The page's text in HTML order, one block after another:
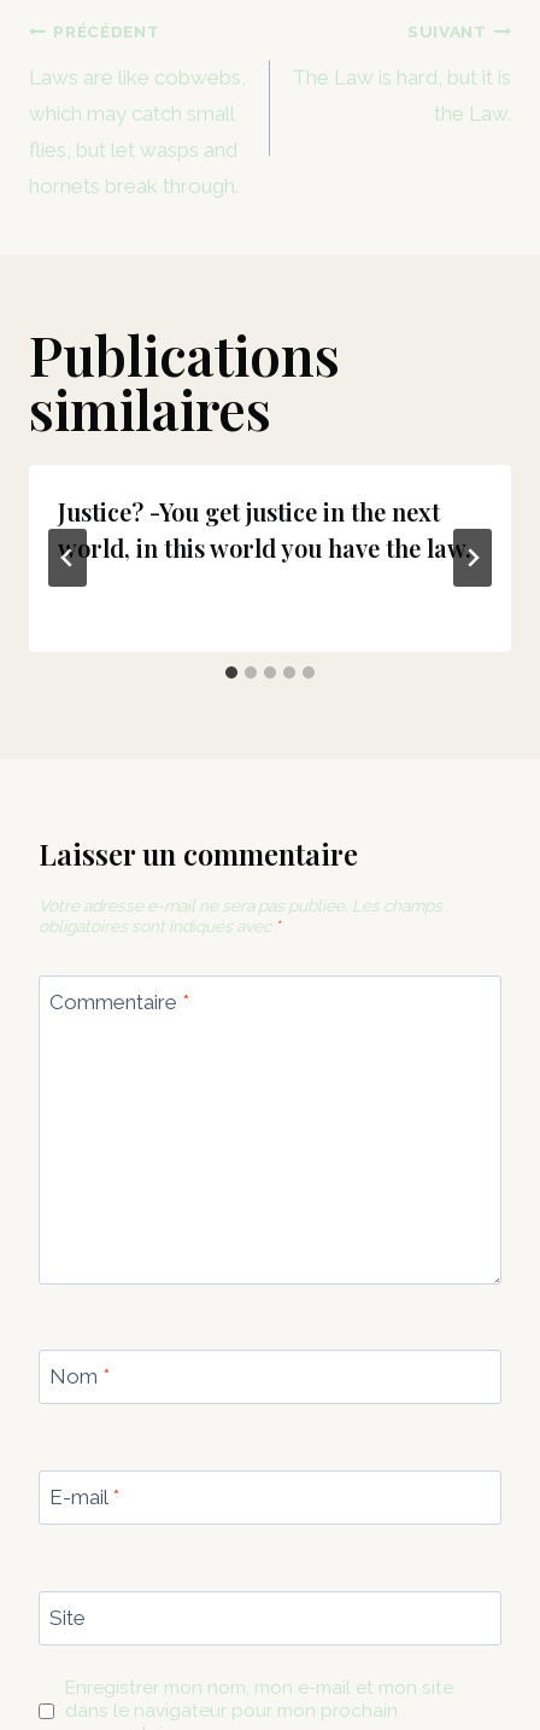
Navigation
de
l’article
PRÉCÉDENT
Laws are like cobwebs,
which may catch small
flies, but let wasps and
hornets break through.
SUIVANT
The Law is hard, but it is
the Law.
Publications
similaires
Justice? -You get justice in the next
world, in this world you have the law.
Laisser un commentaire
Votre adresse e-mail ne sera pas publiée. Les champs
obligatoires sont indiqués avec *
Commentaire *
Nom *
E-mail *
Site
Enregistrer mon nom, mon e-mail et mon site
dans le navigateur pour mon prochain